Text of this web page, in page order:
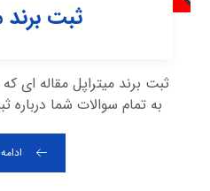
ثبت برند
ثبت برند میتراپل مقاله ای
به تمام سوالات شما درباره